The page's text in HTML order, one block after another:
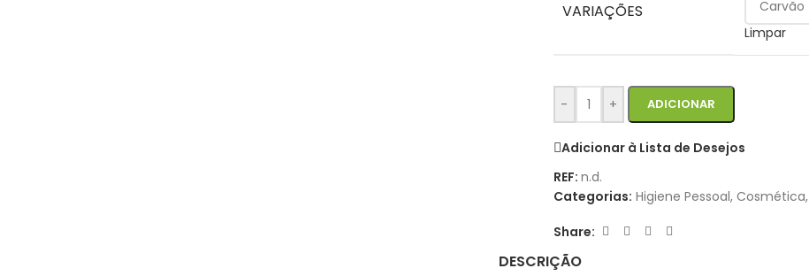
VARIAÇÕES
Limpar
- + ADICIONAR
Adicionar à Lista de Desejos
REF: n.d.
Categorias: Higiene Pessoal, Cosmética,
Share:
DESCRIÇÃO